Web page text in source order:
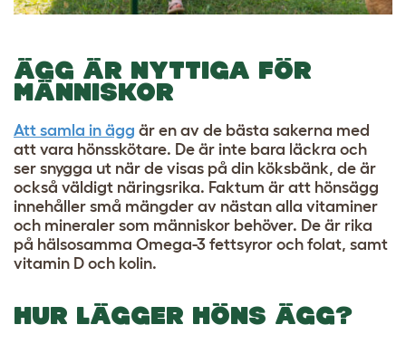
ÄGG ÄR NYTTIGA FÖR
MÄNNISKOR
Att samla in ägg är en av de bästa sakerna med
att vara hönsskötare. De är inte bara läckra och
ser snygga ut när de visas på din köksbänk, de är
också väldigt näringsrika. Faktum är att hönsägg
innehåller små mängder av nästan alla vitaminer
och mineraler som människor behöver. De är rika
på hälsosamma Omega-3 fettsyror och folat, samt
vitamin D och kolin.
HUR LÄGGER HÖNS ÄGG?